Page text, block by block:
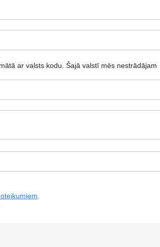
ar valsts kodu. Šajā valstī mēs nestrādājam